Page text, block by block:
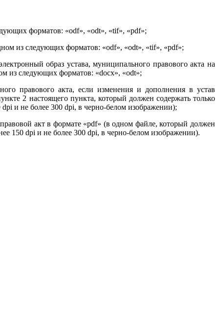
форматов: «odf», «odt», «tif», «pdf»;
из следующих форматов: «odf», «odt», «tif», «pdf»;
образ устава, муниципального правового акта на
из следующих форматов: «docx», «odt»;
правового акта, если изменения и дополнения в устав
2 настоящего пункта, который должен содержать только
и не более 300 dpi, в черно-белом изображении);
акт в формате «pdf» (в одном файле, который должен
150 dpi и не более 300 dpi, в черно-белом изображении).